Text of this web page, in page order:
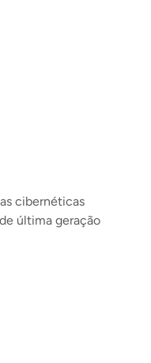
cibernéticas
última geração